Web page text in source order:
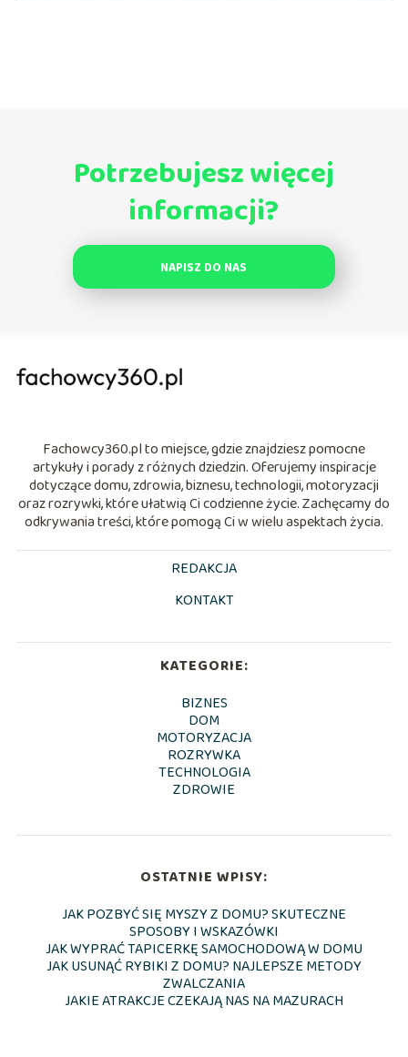
Potrzebujesz więcej
informacji?
NAPISZ DO NAS
Fachowcy360.pl to miejsce, gdzie znajdziesz pomocne
artykuły i porady z różnych dziedzin. Oferujemy inspiracje
dotyczące domu, zdrowia, biznesu, technologii, motoryzacji
oraz rozrywki, które ułatwią Ci codzienne życie. Zachęcamy do
odkrywania treści, które pomogą Ci w wielu aspektach życia.
REDAKCJA
KONTAKT
KATEGORIE:
BIZNES
DOM
MOTORYZACJA
ROZRYWKA
TECHNOLOGIA
ZDROWIE
OSTATNIE WPISY:
JAK POZBYĆ SIĘ MYSZY Z DOMU? SKUTECZNE
SPOSOBY I WSKAZÓWKI
JAK WYPRAĆ TAPICERKĘ SAMOCHODOWĄ W DOMU
JAK USUNĄĆ RYBIKI Z DOMU? NAJLEPSZE METODY
ZWALCZANIA
JAKIE ATRAKCJE CZEKAJĄ NAS NA MAZURACH